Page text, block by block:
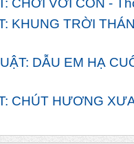
CHƠI VỚI CON -
KHUNG TRỜI
DẪU EM HẠ
CHÚT HƯƠNG